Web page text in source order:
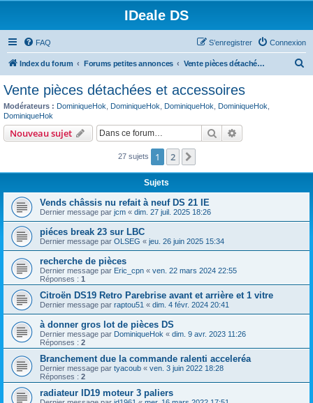
IDeale DS
FAQ Connexion
S’enregistrer
Index du forum Forums petites annonces Vente pièces détachées et accessoires
Vente pièces détachées et accessoires
Modérateurs : DominiqueHok DominiqueHok DominiqueHok DominiqueHok
DominiqueHok
Nouveau sujet Rechercher
27 sujets 1 2
Sujets
Vends châssis nu refait à neuf DS 21 IE
Dernier message par jcm « dim. 27 juil. 2025 18:26
piéces break 23 sur LBC
Dernier message par OLSEG « jeu. 26 juin 2025 15:34
recherche de pièces
Dernier message par Eric_cpn « ven. 22 mars 2024 22:55
Réponses : 1
Citroën DS19 Retro Parebrise avant et arrière et 1 vitre
Dernier message par raptou51 « dim. 4 févr. 2024 20:41
à donner gros lot de pièces DS
Dernier message par DominiqueHok « dim. 9 avr. 2023 11:26
Réponses : 2
Branchement due la commande ralenti acceleréa
Dernier message par tyacoub « ven. 3 juin 2022 18:28
Réponses : 2
radiateur ID19 moteur 3 paliers